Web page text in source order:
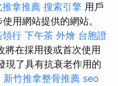
推拿推薦 搜索引擎 用戶
用網站提供的網站。
領行 下午茶 外燴 台胞證
將在採用後或首次使用
現了具有抗衰老作用的
新竹推拿整骨推薦 seo